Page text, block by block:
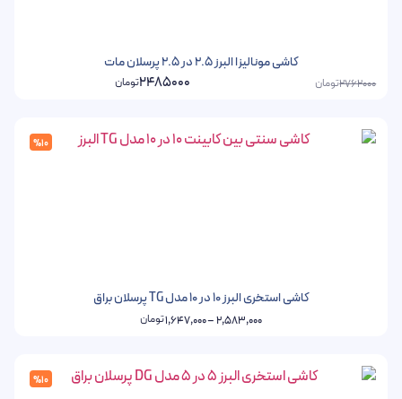
کاشی مونالیزا البرز 2.5 در 2.5 پرسلان مات
2762000تومان 2485000تومان
%10
کاشی استخری البرز 10 در 10 مدل TG پرسلان براق
2,583,000
–
1,647,000تومان
%10